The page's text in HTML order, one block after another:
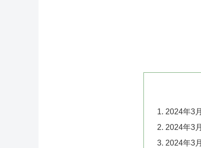
2024年3
2024年3
2024年3